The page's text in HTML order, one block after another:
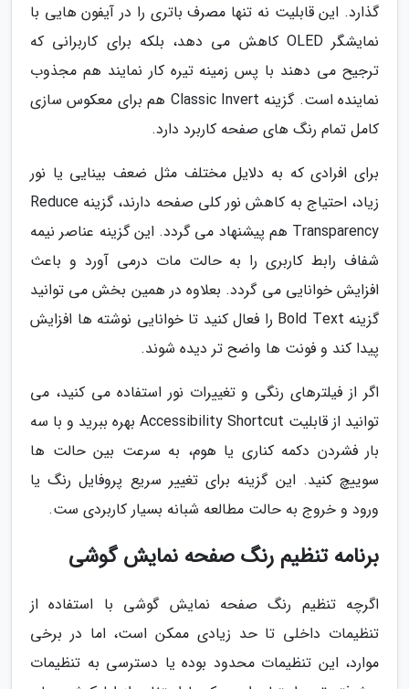
گذارد. این قابلیت نه تنها مصرف باتری را در آیفون هایی با
نمایشگر OLED کاهش می دهد، بلکه برای کاربرانی که
ترجیح می دهند با پس زمینه تیره کار نمایند هم مجذوب
نماینده است. گزینه Classic Invert هم برای معکوس سازی
کامل تمام رنگ های صفحه کاربرد دارد.
برای افرادی که به دلایل مختلف مثل ضعف بینایی یا نور
زیاد، احتیاج به کاهش نور کلی صفحه دارند، گزینه Reduce
Transparency هم پیشنهاد می گردد. این گزینه عناصر نیمه
شفاف رابط کاربری را به حالت مات درمی آورد و باعث
افزایش خوانایی می گردد. بعلاوه در همین بخش می توانید
گزینه Bold Text را فعال کنید تا خوانایی نوشته ها افزایش
پیدا کند و فونت ها واضح تر دیده شوند.
اگر از فیلترهای رنگی و تغییرات نور استفاده می کنید، می
توانید از قابلیت Accessibility Shortcut بهره ببرید و با سه
بار فشردن دکمه کناری یا هوم، به سرعت بین حالت ها
سوییچ کنید. این گزینه برای تغییر سریع پروفایل رنگ یا
ورود و خروج به حالت مطالعه شبانه بسیار کاربردی ست.
برنامه تنظیم رنگ صفحه نمایش گوشی
اگرچه تنظیم رنگ صفحه نمایش گوشی با استفاده از
تنظیمات داخلی تا حد زیادی ممکن است، اما در برخی
موارد، این تنظیمات محدود بوده یا دسترسی به تنظیمات